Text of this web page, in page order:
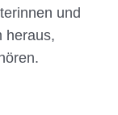
und
heraus,